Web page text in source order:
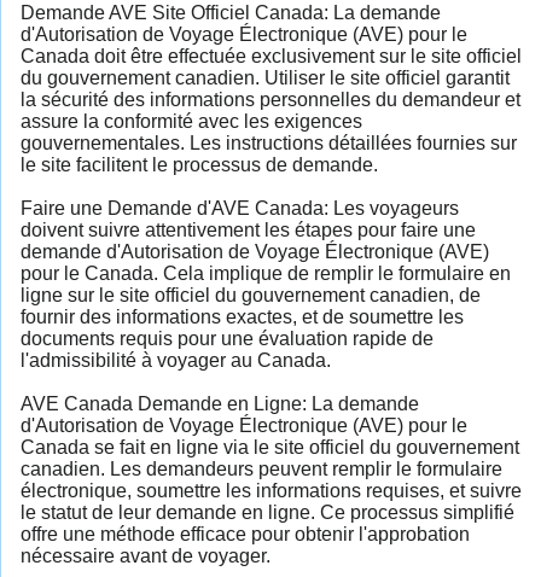
Demande AVE Site Officiel Canada: La demande
d'Autorisation de Voyage Électronique (AVE) pour le
Canada doit être effectuée exclusivement sur le site officiel
du gouvernement canadien. Utiliser le site officiel garantit
la sécurité des informations personnelles du demandeur et
assure la conformité avec les exigences
gouvernementales. Les instructions détaillées fournies sur
le site facilitent le processus de demande.
Faire une Demande d'AVE Canada: Les voyageurs
doivent suivre attentivement les étapes pour faire une
demande d'Autorisation de Voyage Électronique (AVE)
pour le Canada. Cela implique de remplir le formulaire en
ligne sur le site officiel du gouvernement canadien, de
fournir des informations exactes, et de soumettre les
documents requis pour une évaluation rapide de
l'admissibilité à voyager au Canada.
AVE Canada Demande en Ligne: La demande
d'Autorisation de Voyage Électronique (AVE) pour le
Canada se fait en ligne via le site officiel du gouvernement
canadien. Les demandeurs peuvent remplir le formulaire
électronique, soumettre les informations requises, et suivre
le statut de leur demande en ligne. Ce processus simplifié
offre une méthode efficace pour obtenir l'approbation
nécessaire avant de voyager.